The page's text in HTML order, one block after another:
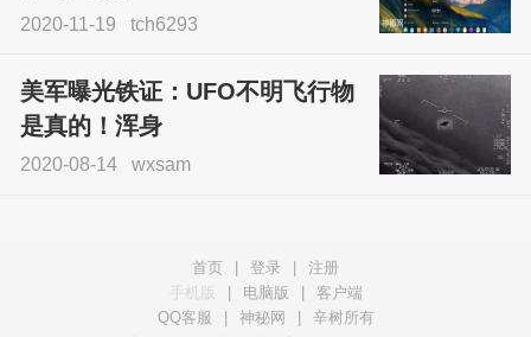
2020-11-19 tch6293
美军曝光铁证：UFO不明飞行物
是真的！浑身
2020-08-14 wxsam
首页 登录
注册
手机版
电脑版
客户端
QQ客服
神秘网 辛树所有